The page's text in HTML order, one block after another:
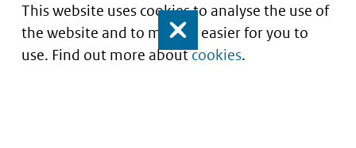
This website uses cookies to analyse the use of
the website and to make it easier for you to
use. Find out more aboutcookies.
Close